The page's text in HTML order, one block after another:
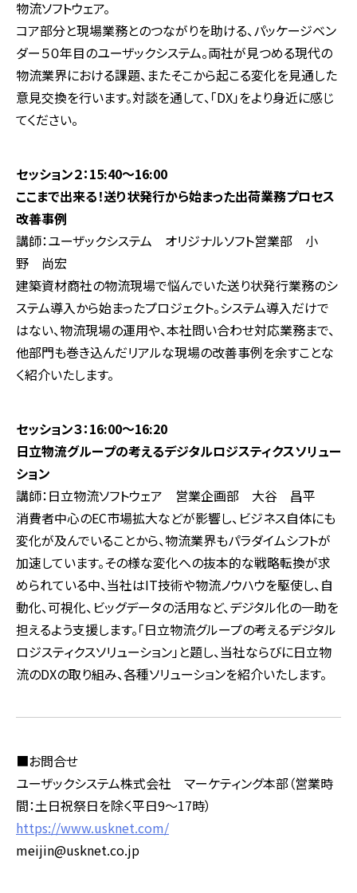
物流ソフトウェア。
コア部分と現場業務とのつながりを助ける、パッケージベン
ダー５０年目のユーザックシステム。両社が見つめる現代の
物流業界における課題、またそこから起こる変化を見通した
意見交換を行います。対談を通して、「DX」をより身近に感じ
てください。
セッション２：15:40～16:00
ここまで出来る！送り状発行から始まった出荷業務プロセス
改善事例
講師：ユーザックシステム オリジナルソフト営業部 小
野 尚宏
建築資材商社の物流現場で悩んでいた送り状発行業務のシ
ステム導入から始まったプロジェクト。システム導入だけで
はない、物流現場の運用や、本社問い合わせ対応業務まで、
他部門も巻き込んだリアルな現場の改善事例を余すことな
く紹介いたします。
セッション３：16:00～16:20
日立物流グループの考えるデジタルロジスティクスソリュー
ション
講師：日立物流ソフトウェア 営業企画部 大谷 昌平
消費者中心のEC市場拡大などが影響し、ビジネス自体にも
変化が及んでいることから、物流業界もパラダイムシフトが
加速しています。その様な変化への抜本的な戦略転換が求
められている中、当社はIT技術や物流ノウハウを駆使し、自
動化、可視化、ビッグデータの活用など、デジタル化の一助を
担えるよう支援します。「日立物流グループの考えるデジタル
ロジスティクスソリューション」と題し、当社ならびに日立物
流のDXの取り組み、各種ソリューションを紹介いたします。
■お問合せ
ユーザックシステム株式会社 マーケティング本部（営業時
間：土日祝祭日を除く平日9～17時）
https://www.usknet.com/
meijin@usknet.co.jp